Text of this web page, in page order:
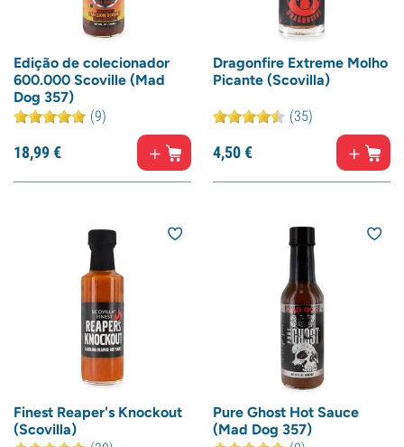
Edição de colecionador
600.000 Scoville (Mad
Dog 357)
(9)
18,99€
Dragonfire Extreme Molho
Picante (Scovilla)
(35)
4,50€
Finest Reaper's Knockout
(Scovilla)
Pure Ghost Hot Sauce
(Mad Dog 357)